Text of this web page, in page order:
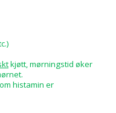
kjøtt, mørningstid øker
histamin er